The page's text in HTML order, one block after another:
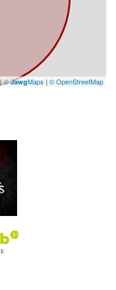
|©JawgMaps | © OpenStreetMap